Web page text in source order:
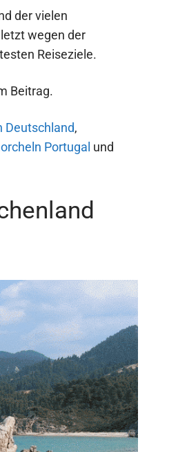
der vielen
wegen der
Reiseziele.
Beitrag.
Deutschland,
Portugal und